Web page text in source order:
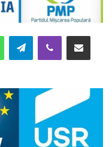
WhatsAppTelegramViber Distribuie prin mail